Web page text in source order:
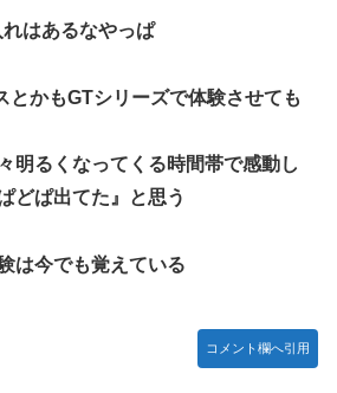
はあるなやっぱ
とかもGTシリーズで体験させても
明るくなってくる時間帯で感動し
どぱ出てた』と思う
は今でも覚えている
コメント欄へ引用